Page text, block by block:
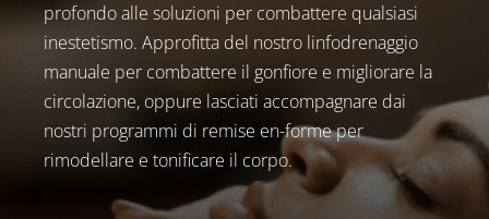
profondo alle soluzioni per combattere qualsiasi
inestetismo. Approfitta del nostro linfodrenaggio
manuale per combattere il gonfiore e migliorare la
circolazione, oppure lasciati accompagnare dai
nostri programmi di remise en-forme per
rimodellare e tonificare il corpo.